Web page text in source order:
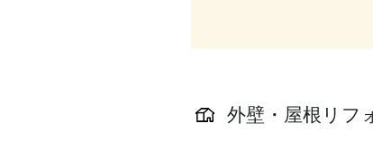
外壁・屋根リフ